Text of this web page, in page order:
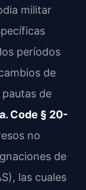
militar
períodos
de
de
Code § 20-
no
de
las cuales